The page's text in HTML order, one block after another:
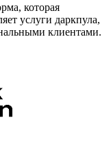
которая
услуги даркпула,
клиентами.